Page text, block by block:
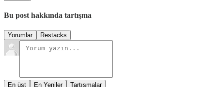
Bu post hakkında tartışma
Yorumlar Restacks
En üst En Yeniler Tartışmalar